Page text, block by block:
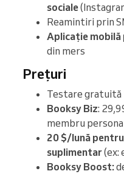
sociale
Reamintiri prin
Aplicație
din mers
Prețuri
Testare gratuită
Booksy Biz:
membru
20 $/lună
suplimentar(ex:
Booksy Boost: